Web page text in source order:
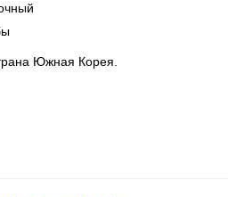
Южная Корея.